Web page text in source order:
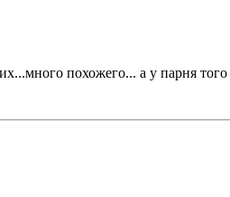
похожего... а у парня